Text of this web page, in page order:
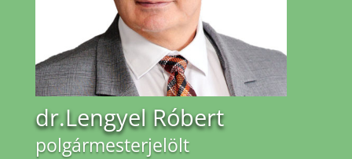
dr.Lengyel Róbert
polgármesterjelölt